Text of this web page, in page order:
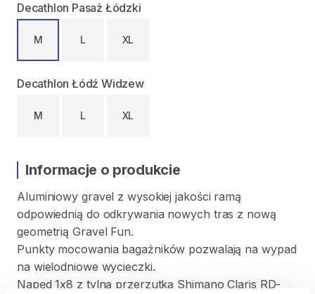
Decathlon Pasaż Łódzki
M L XL
Decathlon Łódź Widzew
M L XL
Informacje o produkcie
Aluminiowy gravel z wysokiej jakości ramą
odpowiednią do odkrywania nowych tras z nową
geometrią Gravel Fun.
Punkty mocowania bagażników pozwalają na wypad
na wielodniowe wycieczki.
Napęd 1x8 z tylną przerzutką Shimano Claris RD-